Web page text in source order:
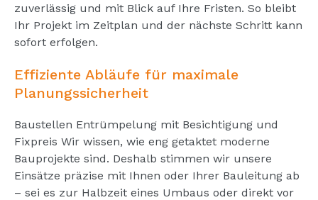
zuverlässig und mit Blick auf Ihre Fristen. So bleibt
Ihr Projekt im Zeitplan und der nächste Schritt kann
sofort erfolgen.
Effiziente Abläufe für maximale
Planungssicherheit
Baustellen Entrümpelung mit Besichtigung und
Fixpreis Wir wissen, wie eng getaktet moderne
Bauprojekte sind. Deshalb stimmen wir unsere
Einsätze präzise mit Ihnen oder Ihrer Bauleitung ab
– sei es zur Halbzeit eines Umbaus oder direkt vor